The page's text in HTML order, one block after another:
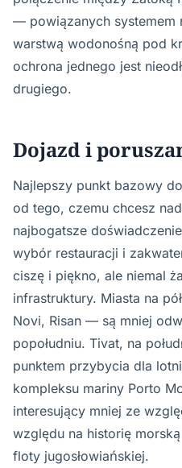
— powiązanych systemem
warstwą wodonośną pod
ochrona jednego jest
drugiego.
Dojazd i
Najlepszy punkt bazowy
od tego, czemu chcesz
najbogatsze
wybór restauracji i
ciszę i piękno, ale niemal
infrastruktury. Miasta na
Novi, Risan — są mniej
popołudniu. Tivat, na
punktem przybycia dla
kompleksu mariny Porto
interesujący mniej ze
względu na historię morską
floty jugosłowiańskiej.